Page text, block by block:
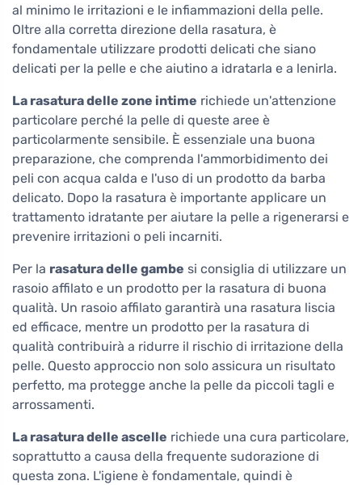
al minimo le irritazioni e le infiammazioni della pelle.
Oltre alla corretta direzione della rasatura, è
fondamentale utilizzare prodotti delicati che siano
delicati per la pelle e che aiutino a idratarla e a lenirla.
La rasatura delle zone intime richiede un'attenzione
particolare perché la pelle di queste aree è
particolarmente sensibile. È essenziale una buona
preparazione, che comprenda l'ammorbidimento dei
peli con acqua calda e l'uso di un prodotto da barba
delicato. Dopo la rasatura è importante applicare un
trattamento idratante per aiutare la pelle a rigenerarsi e
prevenire irritazioni o peli incarniti.
Per la rasatura delle gambe si consiglia di utilizzare un
rasoio affilato e un prodotto per la rasatura di buona
qualità. Un rasoio affilato garantirà una rasatura liscia
ed efficace, mentre un prodotto per la rasatura di
qualità contribuirà a ridurre il rischio di irritazione della
pelle. Questo approccio non solo assicura un risultato
perfetto, ma protegge anche la pelle da piccoli tagli e
arrossamenti.
La rasatura delle ascelle richiede una cura particolare,
soprattutto a causa della frequente sudorazione di
questa zona. L'igiene è fondamentale, quindi è